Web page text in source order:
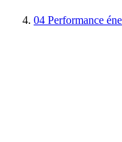
04 Performance